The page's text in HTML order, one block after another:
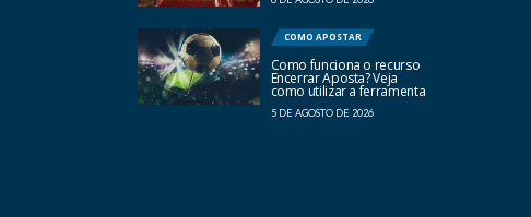
COMO APOSTAR
Como funciona o recurso
Encerrar Aposta? Veja
como utilizar a ferramenta
5 DE AGOSTO DE 2026